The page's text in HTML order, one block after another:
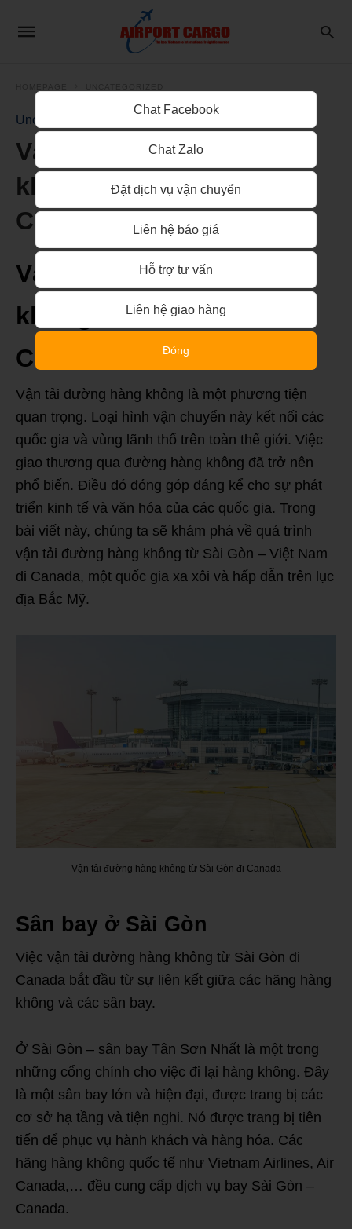
Uncategorized
Vận tải đường hàng
không từ Sài Gòn đi
Canada
Vận tải đường hàng
không từ Sài Gòn đi
Canada
Vận tải đường hàng không là một phương tiện
quan trọng. Loại hình vận chuyển này kết nối các
quốc gia và vùng lãnh thổ trên toàn thế giới. Việc
giao thương qua đường hàng không đã trở nên
phổ biến. Điều đó đóng góp đáng kể cho sự phát
triển kinh tế và văn hóa của các quốc gia. Trong
bài viết này, chúng ta sẽ khám phá về quá trình
vận tải đường hàng không từ Sài Gòn – Việt Nam
đi Canada, một quốc gia xa xôi và hấp dẫn trên lục
địa Bắc Mỹ.
Vận tải đường hàng không từ Sài Gòn đi Canada
Sân bay ở Sài Gòn
Việc vận tải đường hàng không từ Sài Gòn đi
Canada bắt đầu từ sự liên kết giữa các hãng hàng
không và các sân bay.
Ở Sài Gòn – sân bay Tân Sơn Nhất là một trong
những cổng chính cho việc đi lại hàng không. Đây
là một sân bay lớn và hiện đại, được trang bị các
cơ sở hạ tầng và tiện nghi. Nó được trang bị tiên
tiến để phục vụ hành khách và hàng hóa. Các
hãng hàng không quốc tế như Vietnam Airlines, Air
Canada,… đều cung cấp dịch vụ bay Sài Gòn –
Canada.
Chat Facebook
Chat Zalo
Đặt dịch vụ vận chuyển
Liên hệ báo giá
Hỗ trợ tư vấn
Liên hệ giao hàng
Đóng